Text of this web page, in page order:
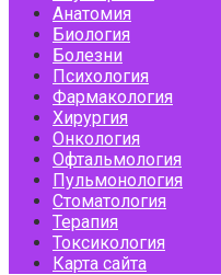
Анатомия
Биология
Болезни
Психология
Фармакология
Хирургия
Онкология
Офтальмология
Пульмонология
Стоматология
Терапия
Токсикология
Карта сайта